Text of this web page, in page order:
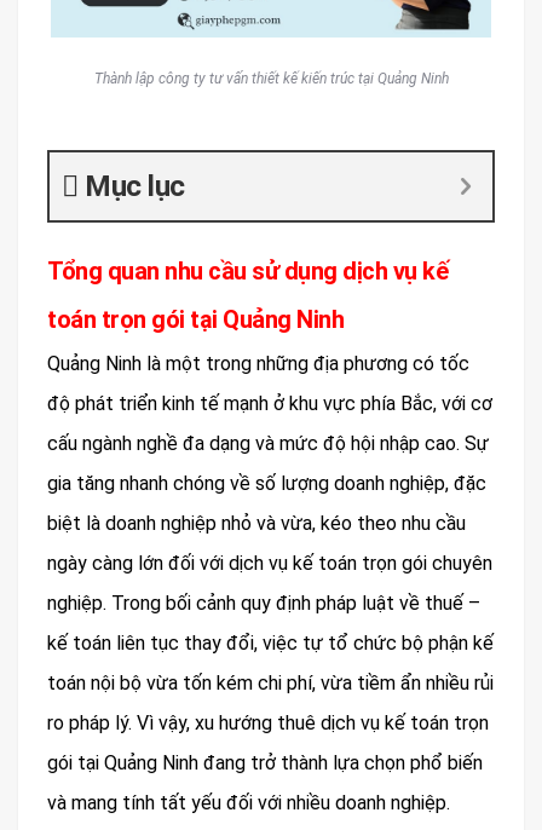
Thành lập công ty tư vấn thiết kế kiến trúc tại Quảng Ninh
Mục lục
Tổng quan nhu cầu sử dụng dịch vụ kế
toán trọn gói tại Quảng Ninh
Quảng Ninh là một trong những địa phương có tốc
độ phát triển kinh tế mạnh ở khu vực phía Bắc, với cơ
cấu ngành nghề đa dạng và mức độ hội nhập cao. Sự
gia tăng nhanh chóng về số lượng doanh nghiệp, đặc
biệt là doanh nghiệp nhỏ và vừa, kéo theo nhu cầu
ngày càng lớn đối với dịch vụ kế toán trọn gói chuyên
nghiệp. Trong bối cảnh quy định pháp luật về thuế –
kế toán liên tục thay đổi, việc tự tổ chức bộ phận kế
toán nội bộ vừa tốn kém chi phí, vừa tiềm ẩn nhiều rủi
ro pháp lý. Vì vậy, xu hướng thuê dịch vụ kế toán trọn
gói tại Quảng Ninh đang trở thành lựa chọn phổ biến
và mang tính tất yếu đối với nhiều doanh nghiệp.